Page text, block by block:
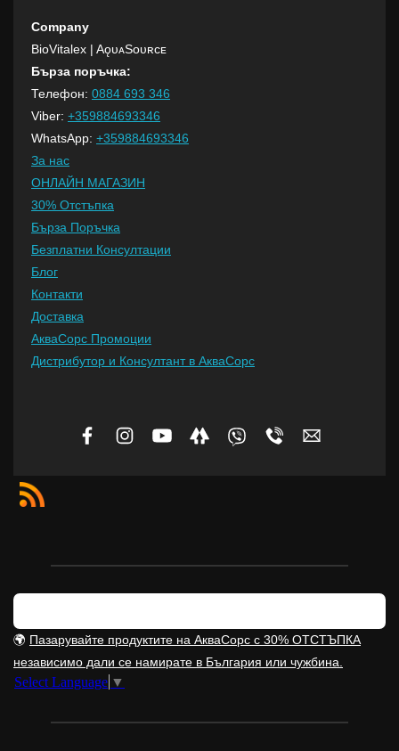
Company
BioVitalex | AǫᴜᴀSᴏᴜʀᴄᴇ
Бърза поръчка:
Телефон: 0884 693 346
Viber: +359884693346
WhatsApp: +359884693346
За нас
ОНЛАЙН МАГАЗИН
30% Отстъпка
Бърза Поръчка
Безплатни Консултации
Блог
Контакти
Доставка
АкваСорс Промоции
Дистрибутор и Консултант в АкваСорс
🌍 Пазарувайте продуктите на АкваСорс с 30% ОТСТЪПКА
независимо дали се намирате в България или чужбина.
Select Language ▼